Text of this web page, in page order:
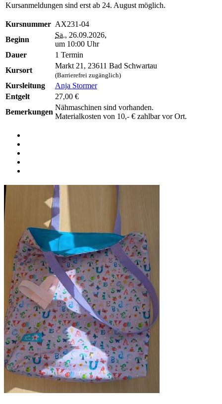
Kursanmeldungen sind erst ab 24. August möglich.
Kursnummer AX231-04
Beginn
Sa., 26.09.2026,
um 10:00 Uhr
Dauer
1 Termin
Kursort
Markt 21, 23611 Bad Schwartau
(Barrierefrei zugänglich)
Kursleitung
Anja Stormer
Entgelt
27,00 €
Bemerkungen
Nähmaschinen sind vorhanden.
Materialkosten von 10,- € zahlbar vor Ort.